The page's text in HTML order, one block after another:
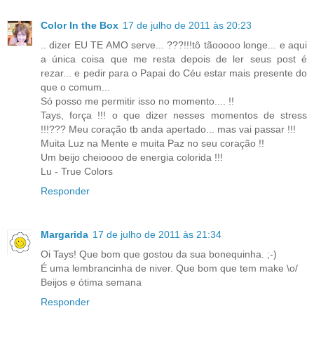
Color In the Box 17 de julho de 2011 às 20:23
.. dizer EU TE AMO serve... ???!!!tô tãooooo longe... e aqui
a única coisa que me resta depois de ler seus post é
rezar... e pedir para o Papai do Céu estar mais presente do
que o comum...
Só posso me permitir isso no momento.... !!
Tays, força !!! o que dizer nesses momentos de stress
!!!??? Meu coração tb anda apertado... mas vai passar !!!
Muita Luz na Mente e muita Paz no seu coração !!
Um beijo cheioooo de energia colorida !!!
Lu - True Colors
Responder
Margarida 17 de julho de 2011 às 21:34
Oi Tays! Que bom que gostou da sua bonequinha. ;-)
É uma lembrancinha de niver. Que bom que tem make \o/
Beijos e ótima semana
Responder